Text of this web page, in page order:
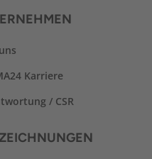
Karriere
/ CSR